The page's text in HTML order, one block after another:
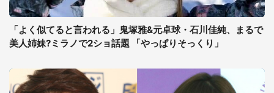
「よく似てると言われる」鬼塚雅&元卓球・石川佳純、まるで
美人姉妹?ミラノで2ショ話題 「やっぱりそっくり」